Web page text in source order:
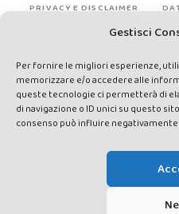
Gestisci
Per fornire le migliori esperienze,
memorizzare e/o accedere alle
queste tecnologie ci permetterà di
di navigazione o ID unici su questo
consenso può influire
PRIVACY E DISCLAIMER
rights reserved - Testata
autorizzazione n°1 del 12/04/
Cacace - E-mail:
Media Srl – P.IVA